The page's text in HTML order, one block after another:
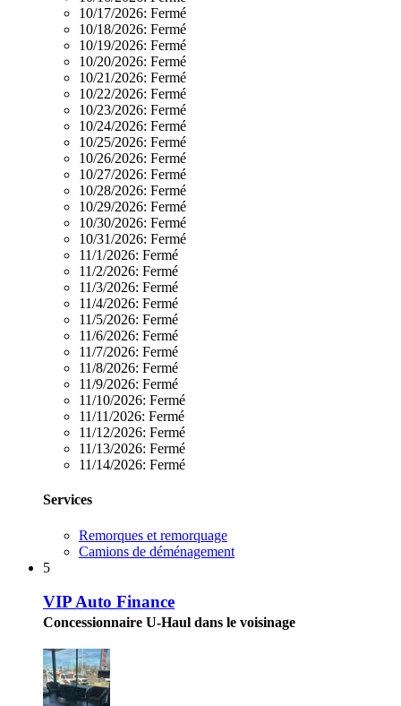
10/17/2026: Fermé
10/18/2026: Fermé
10/19/2026: Fermé
10/20/2026: Fermé
10/21/2026: Fermé
10/22/2026: Fermé
10/23/2026: Fermé
10/24/2026: Fermé
10/25/2026: Fermé
10/26/2026: Fermé
10/27/2026: Fermé
10/28/2026: Fermé
10/29/2026: Fermé
10/30/2026: Fermé
10/31/2026: Fermé
11/1/2026: Fermé
11/2/2026: Fermé
11/3/2026: Fermé
11/4/2026: Fermé
11/5/2026: Fermé
11/6/2026: Fermé
11/7/2026: Fermé
11/8/2026: Fermé
11/9/2026: Fermé
11/10/2026: Fermé
11/11/2026: Fermé
11/12/2026: Fermé
11/13/2026: Fermé
11/14/2026: Fermé
Services
Remorques et remorquage
Camions de déménagement
5
VIP Auto Finance
Concessionnaire U-Haul dans le voisinage